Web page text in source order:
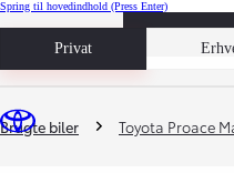
Spring til hovedindhold (Press Enter)
Privat
Book prøvetur
Du er her
Brugte biler Toyota Proace